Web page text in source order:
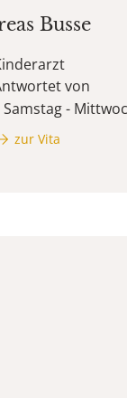
Busse
von
Samstag -
zur Vita